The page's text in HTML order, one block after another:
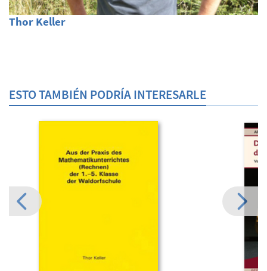
Thor Keller
ESTO TAMBIÉN PODRÍA INTERESARLE